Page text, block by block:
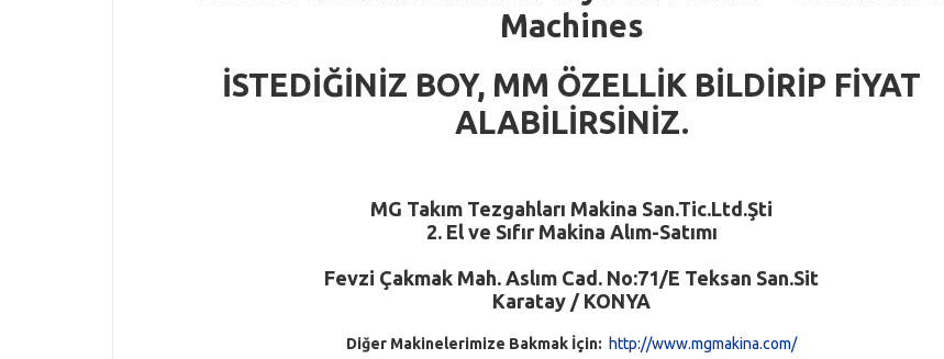
Machines
İSTEDİĞİNİZ BOY, MM ÖZELLİK BİLDİRİP FİYAT
ALABİLİRSİNİZ.
MG Takım Tezgahları Makina San.Tic.Ltd.Şti
2. El ve Sıfır Makina Alım-Satımı
Fevzi Çakmak Mah. Aslım Cad. No:71/E Teksan San.Sit
Karatay / KONYA
Diğer Makinelerimize Bakmak İçin: http://www.mgmakina.com/